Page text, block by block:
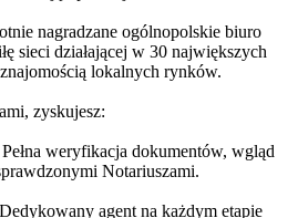
nagradzane ogólnopolskie biuro
sieci działającej w 30 największych
lokalnych rynków.
zyskujesz:
weryfikacja dokumentów, wgląd
Notariuszami.
agent na każdym etapie